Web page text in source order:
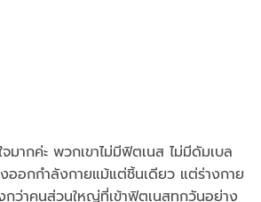
ากค่ะ พวกเขาไม่มีฟิตเนส ไม่มีดัมเบล
งออกกำลังกายแม้แต่ชิ้นเดียว แต่ร่างกาย
กว่าคนส่วนใหญ่ที่เข้าฟิตเนสทุกวันอย่าง